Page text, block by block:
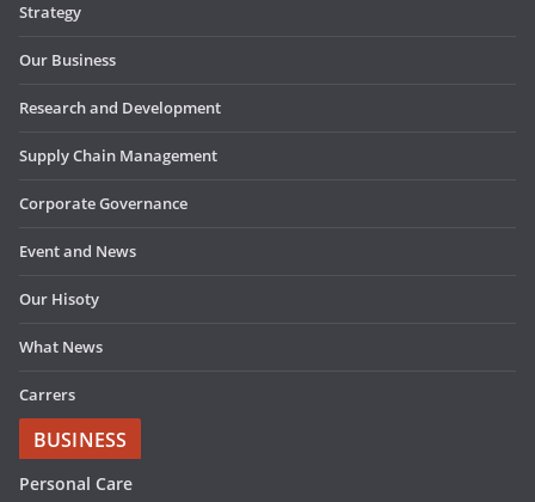
Strategy
Our Business
Research and Development
Supply Chain Management
Corporate Governance
Event and News
Our Hisoty
What News
Carrers
BUSINESS
Personal Care